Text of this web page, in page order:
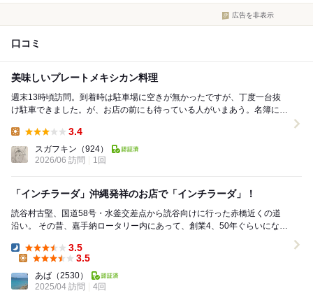
広告を非表示
口コミ
美味しいプレートメキシカン料理
週末13時頃訪問。到着時は駐車場に空きが無かったですが、丁度一台抜
け駐車できました。が、お店の前にも待っている人がいまあう。名簿に名
3.4
スガフキン （924）
2026/06 訪問
1回
「インチラーダ」沖縄発祥のお店で「インチラーダ」！
読谷村古堅、国道58号・水釜交差点から読谷向けに行った赤橋近くの道
沿い。 その昔、嘉手納ロータリー内にあって、創業4、50年ぐらいになる
Dinner:
3.5
3.5
あば （2530）
2025/04 訪問
4回